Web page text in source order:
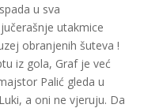
u sva
utakmice
obranjenih šuteva !
iz gola, Graf je već
Palić gleda u
a oni ne vjeruju. Da